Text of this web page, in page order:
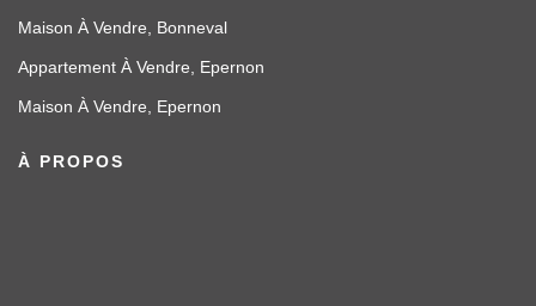
Maison À Vendre, Bonneval
Appartement À Vendre, Epernon
Maison À Vendre, Epernon
À PROPOS